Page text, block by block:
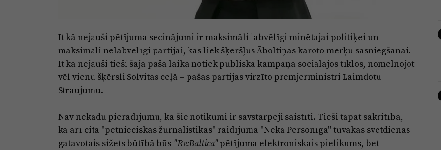
It kā nejauši pētījuma secinājumi ir maksimāli labvēlīgi minētajai politiķei un
maksimāli nelabvēlīgi partijai, kas liek šķēršļus Āboltiņas kāroto mērķu sasniegšanai.
It kā nejauši tieši šajā pašā laikā notiek publiska kampaņa sociālajos tīklos, nomelnojot
vēl vienu šķērsli Solvitas ceļā – pašas partijas virzīto premjerministri Laimdotu
Straujumu.
Nav nekādu pierādījumu, ka šie notikumi ir savstarpēji saistīti. Tieši tāpat sakritība,
ka arī cita "pētnieciskās žurnālistikas" raidījuma "Nekā Personīga" tuvākās svētdienas
gatavotais sižets būtībā būs "Re:Baltica"pētījuma elektroniskais pielikums, bet